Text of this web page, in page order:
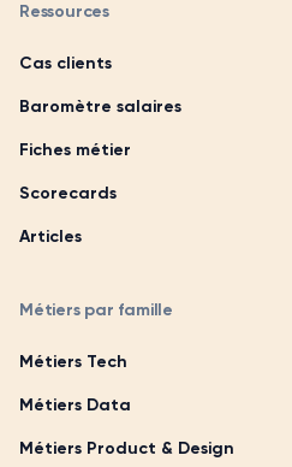
Ressources
Cas clients
Baromètre salaires
Fiches métier
Scorecards
Articles
Métiers par famille
Métiers Tech
Métiers Data
Métiers Product & Design